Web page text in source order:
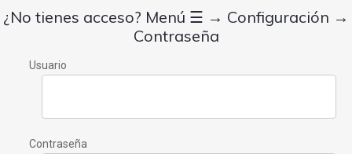
¿No tienes acceso? Menú ☰ → Configuración →
Contraseña
Usuario
Contraseña